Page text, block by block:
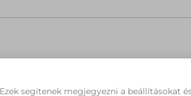
segítenek megjegyezni a beállításokat